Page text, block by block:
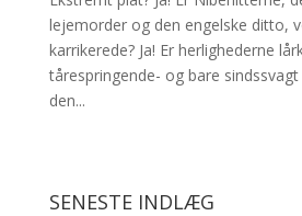
lejemorder og den engelske ditto,
karrikerede? Ja! Er herlighederne
tårespringende- og bare
den...
SENESTE INDLÆG